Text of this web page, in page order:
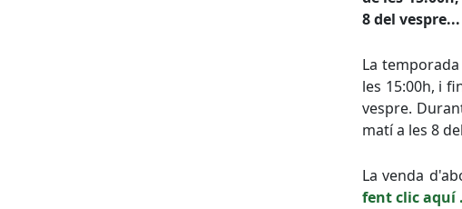
8 del vespre...
La
les 15:00h, i
vespre.
matí a les 8
La venda
fent clic aquí .